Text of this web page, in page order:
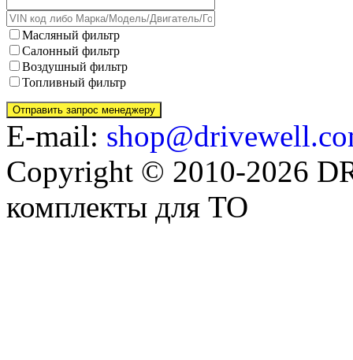
Масляный фильтр
Салонный фильтр
Воздушный фильтр
Топливный фильтр
E-mail:
Copyright © 2010-2026
комплекты для ТО